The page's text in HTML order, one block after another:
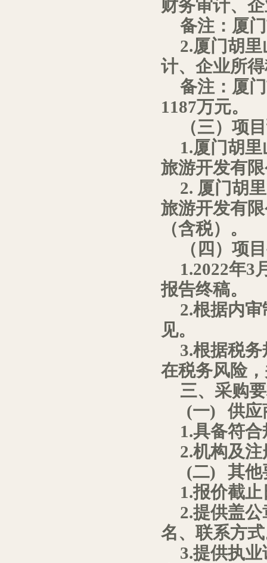
财务审计、
备注：厦
2.厦门胡
计、企业所
备注：厦
1187万元。
（三）项
1.厦门胡
旅游开发有
2. 厦门胡
旅游开发有
（含税）。
（四）项
1.2022年3
报告终稿。
2.根据内
见。
3.根据税
在税务风险
三、采购
(一)
供应
1.具备符
2.机构及
(二)
其他
1.报价截止
2.提供盖
名、联系方
3.提供执